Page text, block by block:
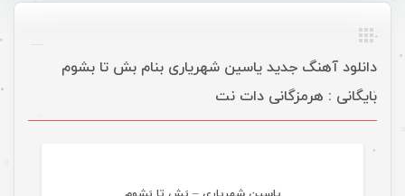
دانلود آهنگ جدید یاسین شهریاری بنام بش تا بشوم
بایگانی : هرمزگانی دات نت